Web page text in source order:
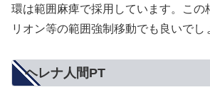
環は範囲麻痺で採用しています。この
リオン等の範囲強制移動でも良いでし
ヘレナ人間PT